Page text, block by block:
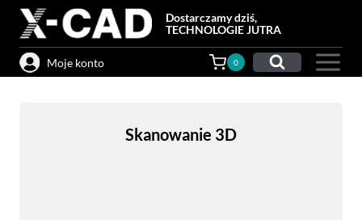
Przejdź
treści
Dostarczamy dziś,
TECHNOLOGIE JUTRA
Moje konto 0
Skanowanie 3D